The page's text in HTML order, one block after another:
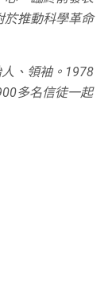
於推動科學革命
、領袖。1978
多名信徒一起